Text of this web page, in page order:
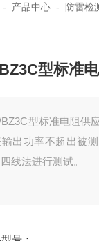
- 产品中心 - 防雷检
型标准
BZ3C型标准电阻供
出功率不超出被
线法进行测试。